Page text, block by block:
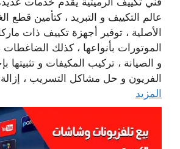
عالم التكييف و التبريد ، كتأمين قطع
الأصلية ، توفير أجهزة تكييف ذات
الموتورات بأنواعها ، كذلك
و الصيانة ، تركيب المكيفات و تثبيتها
الفريون و حل مشاكل التسريب ، إزالة
المزيد